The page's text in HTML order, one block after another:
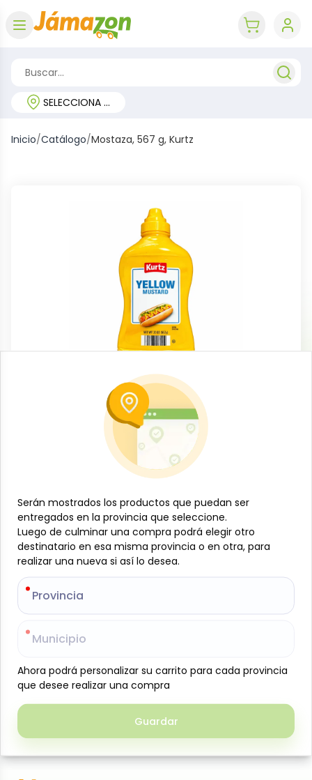
SELECCIONA TU REGIÓN
Inicio/Catálogo/Mostaza, 567 g, Kurtz
Mostaza, 567 g, Kurtz
B-JAM-001-1814
Especificaciones
-
Mostaza clásica Kurtz en presentación de 567 g,
característico toque ácido y ligeramente picante.
sándwiches, hamburguesas y aderezos, su textura
suave facilita su uso tanto en cocina como en mesa.
Un producto versátil y práctico, pensado para el
consumo diario en el hogar o negocios
gastronómicos.
Serán mostrados los productos que puedan ser
entregados en la provincia que seleccione.
Luego de culminar una compra podrá elegir otro
destinatario en esa misma provincia o en otra, para
realizar una nueva si así lo desea.
Provincia
Municipio
Ahora podrá personalizar su carrito para cada provincia
que desee realizar una compra
Guardar
Serán mostrados los productos que puedan ser
entregados en la provincia que seleccione.
Luego de culminar una compra podrá elegir otro
destinatario en esa misma provincia o en otra, para
realizar una nueva si así lo desea.
Provincia
Municipio
Ahora podrá personalizar su carrito para cada provincia
que desee realizar una compra
Guardar